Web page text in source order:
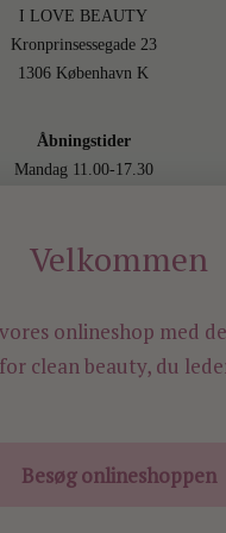
I LOVE BEAUTY
Kronprinsessegade 23
1306 København K
Åbningstider
Mandag 11.00-17.30
Torsdag 11.00-17.30
Besøg os også online på
shop.ilovebeauty.dk
Velkommen
onlineshop med
clean beauty, du
Besøg onlineshoppen